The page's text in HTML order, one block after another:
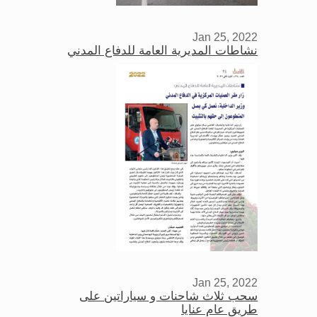
Jan 25, 2022
نشاطات المديرية العامة للدفاع المدني
Jan 25, 2022
سحب ثلاث شاحنات و سياراتين على
طريق عام عنايا